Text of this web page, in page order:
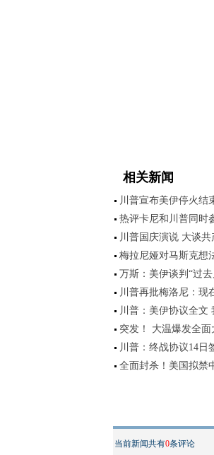
相关新闻
川普宣布美伊停火结
热评卡尼和川普同时
川普国庆演说 大谈
梅拉尼娅对马斯克想
万斯：美伊谈判“过
川普再批梅洛尼：现
川普：美伊协议全文
突发！ 大温爆发全
川普：终战协议14日
全面封杀！美国拟禁
当前新闻共有0条评论